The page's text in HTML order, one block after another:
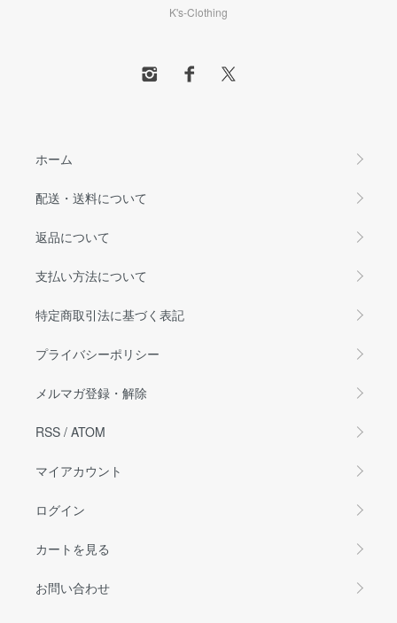
K's-Clothing
ホーム
配送・送料について
返品について
支払い方法について
特定商取引法に基づく表記
プライバシーポリシー
メルマガ登録・解除
RSS / ATOM
マイアカウント
ログイン
カートを見る
お問い合わせ